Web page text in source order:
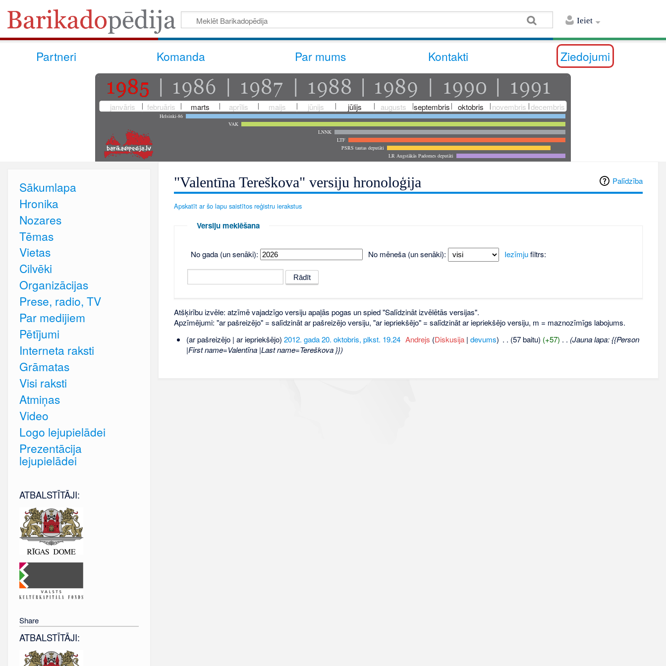
Ieiet
Partneri Komanda Par mums Kontakti Ziedojumi
janvāris februāris marts aprīlis maijs jūnijs jūlijs augusts septembris oktobris novembris decembris
Helsinki-86
VAK
LNNK
LTF
PSRS tautas deputāti
LR Augstākās Padomes deputāti
Palīdzība
"Valentīna Tereškova" versiju hronoloģija
Apskatīt ar šo lapu saistītos reģistru ierakstus
Versiju meklēšana
No gada (un senāki): No mēneša (un senāki): Iezīmjufiltrs:
Atšķirību izvēle: atzīmē vajadzīgo versiju apaļās pogas un spied "Salīdzināt izvēlētās versijas".
Apzīmējumi: "ar pašreizējo" = salīdzināt ar pašreizējo versiju, "ar iepriekšējo" = salīdzināt ar iepriekšējo versiju, m = maznozīmīgs labojums.
(ar pašreizējo | ar iepriekšējo) 2012. gada 20. oktobris, plkst. 19.24‎ Andrejs (Diskusija| devums) . . (57 baitu) (+57) . . (Jauna lapa: {{Person
|First name=Valentīna |Last name=Tereškova }})
Sākumlapa
Hronika
Nozares
Tēmas
Vietas
Cilvēki
Organizācijas
Prese, radio, TV
Par medijiem
Pētījumi
Interneta raksti
Grāmatas
Visi raksti
Atmiņas
Video
Logo lejupielādei
Prezentācija
lejupielādei
ATBALSTĪTĀJI:
Share
ATBALSTĪTĀJI: